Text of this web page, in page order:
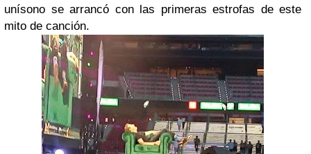
unísono se arrancó con las primeras estrofas de este
mito de canción.